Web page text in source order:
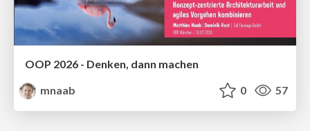
OOP 2026 - Denken, dann machen
mnaab
0 57